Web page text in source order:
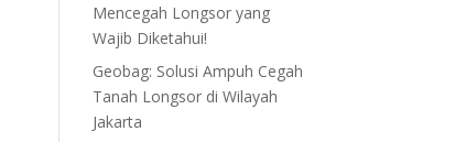
Mencegah Longsor yang
Wajib Diketahui!
Geobag: Solusi Ampuh Cegah
Tanah Longsor di Wilayah
Jakarta